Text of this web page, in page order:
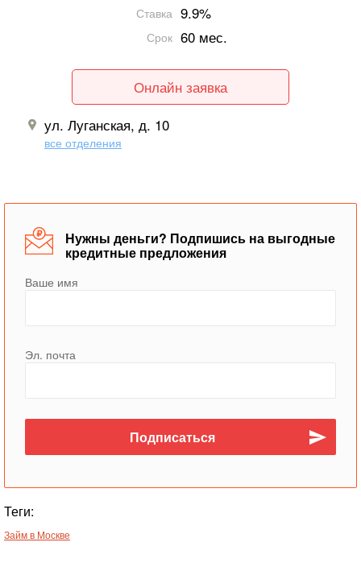
Ставка 9.9%
Срок 60 мес.
Онлайн заявка
ул. Луганская, д. 10
все отделения
Нужны деньги? Подпишись на выгодные
кредитные предложения
Ваше имя
Эл. почта
Теги:
Займ в Москве